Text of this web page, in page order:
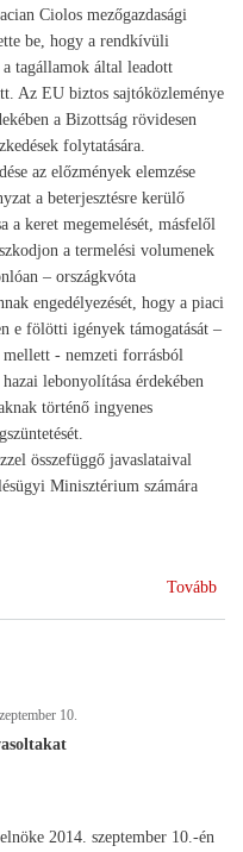
Ciolos mezőgazdasági
be, hogy a rendkívüli
a tagállamok által leadott
Az EU biztos sajtóközleménye
a Bizottság rövidesen
folytatására.
az előzmények elemzése
a beterjesztésre kerülő
a keret megemelését, másfelől
a termelési volumenek
– országkvóta
engedélyezését, hogy a piaci
e fölötti igények támogatását –
mellett - nemzeti forrásból
lebonyolítása érdekében
történő ingyenes
összefüggő javaslataival
Minisztérium számára
Tovább
10.
2014. szeptember 10.-én